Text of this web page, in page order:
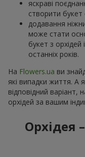
яскраві
створити
додавання
може стати
букет з
останніх років.
На Flowers.ua ви
які випадки життя. А
відповідний
орхідей за вашим
Орхідея